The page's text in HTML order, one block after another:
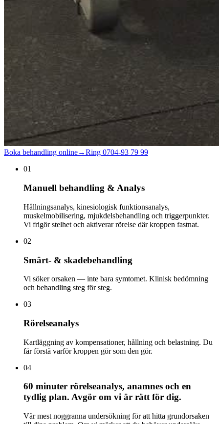
Boka behandling online→Ring 0704-93 79 99
01
Manuell behandling & Analys
Hållningsanalys, kinesiologisk funktionsanalys,
muskelmobilisering, mjukdelsbehandling och triggerpunkter.
Vi frigör stelhet och aktiverar rörelse där kroppen fastnat.
02
Smärt- & skadebehandling
Vi söker orsaken — inte bara symtomet. Klinisk bedömning
och behandling steg för steg.
03
Rörelseanalys
Kartläggning av kompensationer, hållning och belastning. Du
får förstå varför kroppen gör som den gör.
04
60 minuter rörelseanalys, anamnes och en
tydlig plan. Avgör om vi är rätt för dig.
Vår mest noggranna undersökning för att hitta grundorsaken